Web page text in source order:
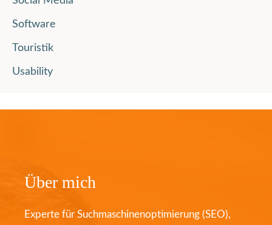
Software
Touristik
Usability
Über mich
Experte für Suchmaschinenoptimierung (SEO),